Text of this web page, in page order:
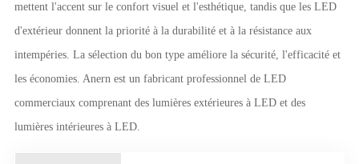
mettent l'accent sur le confort visuel et l'esthétique, tandis que les LED
d'extérieur donnent la priorité à la durabilité et à la résistance aux
intempéries. La sélection du bon type améliore la sécurité, l'efficacité et
les économies. Anern est un fabricant professionnel de LED
commerciaux comprenant des lumières extérieures à LED et des
lumières intérieures à LED.